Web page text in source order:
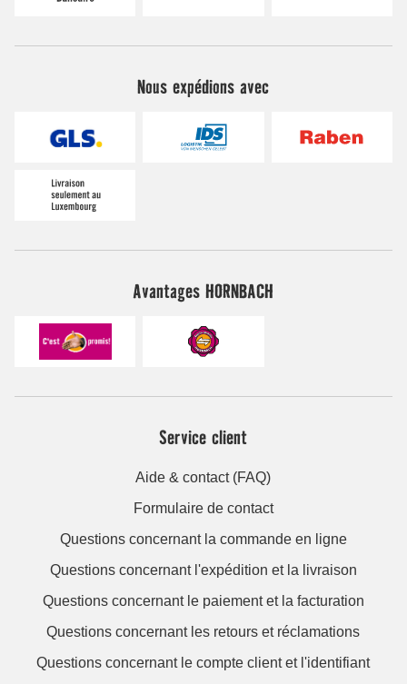
Nous expédions avec
Avantages HORNBACH
Service client
Aide & contact (FAQ)
Formulaire de contact
Questions concernant la commande en ligne
Questions concernant l'expédition et la livraison
Questions concernant le paiement et la facturation
Questions concernant les retours et réclamations
Questions concernant le compte client et l'identifiant